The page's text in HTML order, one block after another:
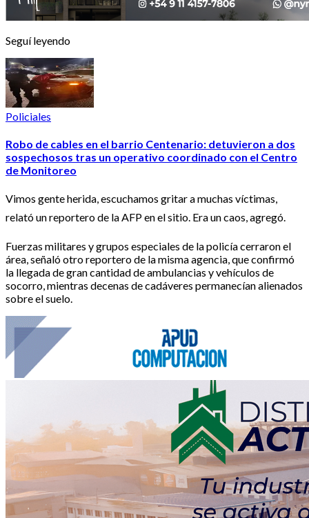
Seguí leyendo
Policiales
Robo de cables en el barrio Centenario: detuvieron a dos
sospechosos tras un operativo coordinado con el Centro
de Monitoreo
Vimos gente herida, escuchamos gritar a muchas víctimas,
relató un reportero de la AFP en el sitio. Era un caos, agregó.
Fuerzas militares y grupos especiales de la policía cerraron el
área, señaló otro reportero de la misma agencia, que confirmó
la llegada de gran cantidad de ambulancias y vehículos de
socorro, mientras decenas de cadáveres permanecían alienados
sobre el suelo.